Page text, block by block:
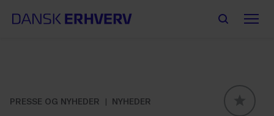
PRESSE OG NYHEDER
NYHEDER